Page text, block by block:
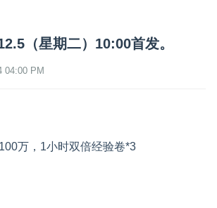
（星期二）10:00首发。
04:00 PM
万，1小时双倍经验卷*3